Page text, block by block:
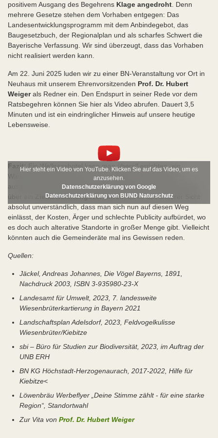
positivem Ausgang des Begehrens Klage angedroht. Denn
mehrere Gesetze stehen dem Vorhaben entgegen: Das
Landesentwicklungsprogramm mit dem Anbindegebot, das
Baugesetzbuch, der Regionalplan und als scharfes Schwert die
Bayerische Verfassung. Wir sind überzeugt, dass das Vorhaben
nicht realisiert werden kann.
Am 22. Juni 2025 luden wir zu einer BN-Veranstaltung vor Ort in
Neuhaus mit unserem Ehrenvorsitzenden Prof. Dr. Hubert
Weigerals Redner ein. Den Endspurt in seiner Rede vor dem
Ratsbegehren können Sie hier als Video abrufen. Dauert 3,5
Minuten und ist ein eindringlicher Hinweis auf unsere heutige
Lebensweise.
Hier steht ein Video von YouTube. Klicken Sie auf das Video, um es
anzusehen.
Datenschutzerklärung von Google
Datenschutzerklärung von BUND Naturschutz
Fazit:Ein Wellnesshotel kann man überall errichten, ein
Wiesenbrütergebiet aber nicht verlegen und auch nicht
ausgleichen. Nun versucht man nochmal einen “Letzten Weg”
über ein
Zielabweichungsverfahren. Es ist aus unserer Sicht
absolut unverständlich, dass man sich nun auf diesen Weg
einlässt, der Kosten, Ärger und schlechte Publicity aufbürdet, wo
es doch auch alterative Standorte in großer Menge gibt. Vielleicht
könnten auch die Gemeinderäte mal ins Gewissen reden.
Quellen:
Jäckel, Andreas Johannes, Die Vögel Bayerns, 1891,
Nachdruck 2003, ISBN 3-935980-23-X
Landesamt für Umwelt, 2023, 7. landesweite
Wiesenbrüterkartierung in Bayern 2021
Landschaftsplan Adelsdorf, 2023, Feldvogelkulisse
Wiesenbrüter/Kiebitze
sbi – Büro für Studien zur Biodiversität, 2023, im Auftrag der
UNB ERH
BN KG Höchstadt-Herzogenaurach, 2017-2022, Hilfe für
Kiebitze<
Löwenbräu Werbeflyer „Deine Stimme zählt - für eine starke
Region“, Standortwahl
Zur Vita von Prof. Dr. Hubert Weiger